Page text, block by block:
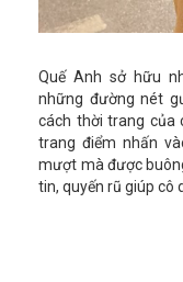
Quế Anh sở hữu
những đường nét
cách thời trang của
trang điểm nhấn
mượt mà được
tin, quyến rũ giúp cô